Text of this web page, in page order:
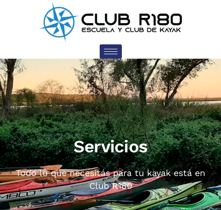
Servicios
Todo lo que necesitás para tu kayak está en
Club R180